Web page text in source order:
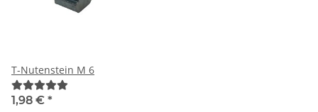
T-Nutenstein M 6
1,98 € *